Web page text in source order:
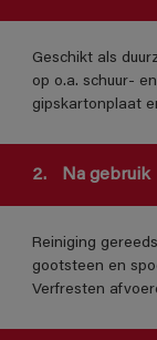
Geschikt als
op o.a. schuur-
gipskartonplaat
2. Na gebruik
Reiniging
gootsteen en
Verfresten